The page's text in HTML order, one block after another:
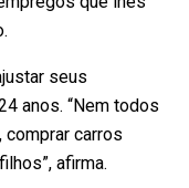
seus
anos. “Nem todos
carros
afirma.